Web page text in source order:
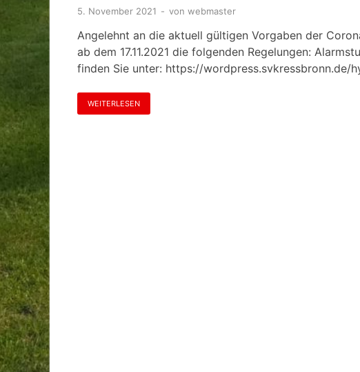
5. November 2021 - von webmaster
Angelehnt an die aktuell gültigen Vorgaben der
ab dem 17.11.2021 die folgenden Regelungen:
finden Sie unter: https://
WEITERLESEN